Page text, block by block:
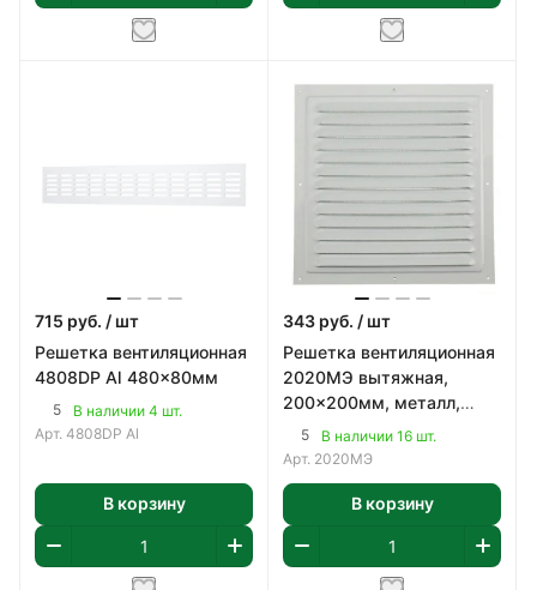
715 руб. / шт
Решетка вентиляционная
4808DP Al 480x80мм
5
В наличии 4 шт.
Арт. 4808DP Al
В корзину
343 руб. / шт
Решетка вентиляционная
2020МЭ вытяжная,
200x200мм, металл,
цвет белый
5
В наличии 16 шт.
Арт. 2020МЭ
В корзину